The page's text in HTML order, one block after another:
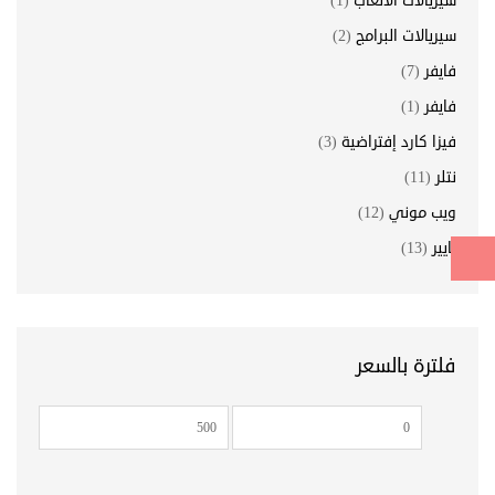
سيريالات البرامج (2)
فايفر (7)
فايفر (1)
فيزا كارد إفتراضية (3)
نتلر (11)
ويب موني (12)
يايير (13)
فلترة بالسعر
أدنى
سعر
أعلى
سعر